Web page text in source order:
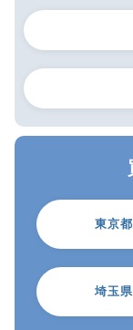
東京都
埼玉県